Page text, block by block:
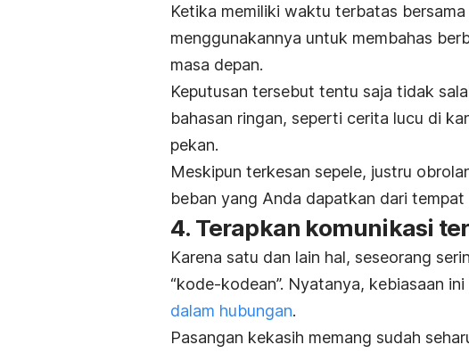
Ketika memiliki waktu terbatas
menggunakannya untuk membahas
masa depan.
Keputusan tersebut tentu saja tidak
bahasan ringan, seperti cerita lucu di
pekan.
Meskipun terkesan sepele, justru
beban yang Anda dapatkan dari tempat
4. Terapkan komunikasi
Karena satu dan lain hal, seseorang
“kode-kodean”. Nyatanya, kebiasaan
dalam hubungan.
Pasangan kekasih memang sudah